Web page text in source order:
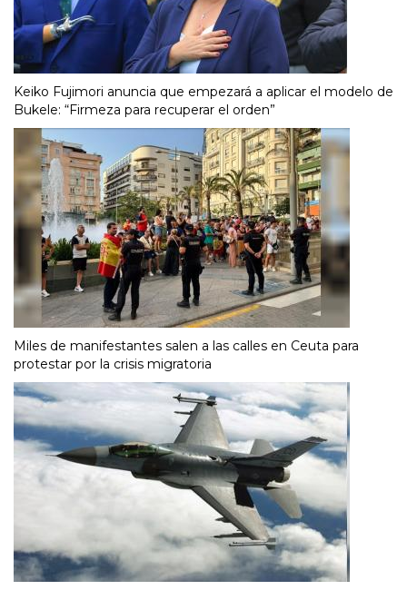
Keiko Fujimori anuncia que empezará a aplicar el modelo de
Bukele: “Firmeza para recuperar el orden”
Miles de manifestantes salen a las calles en Ceuta para
protestar por la crisis migratoria